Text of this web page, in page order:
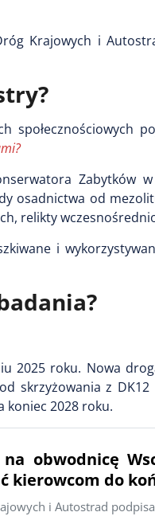
Krajowych i
społecznościowych
Zabytków
osadnictwa od
relikty
i
2025 roku. Nowa
skrzyżowania z
koniec 2028 roku.
obwodnicę
kierowcom do
i Autostrad